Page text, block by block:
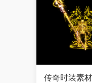
传奇时装素